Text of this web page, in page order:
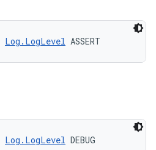
Log.LogLevel ASSERT
Log.LogLevel DEBUG